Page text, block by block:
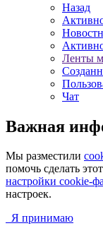
Назад
Ленты
Чат
Важная
Мы разместили
помочь сделать
настройки cookie-
настроек.
Я принимаю